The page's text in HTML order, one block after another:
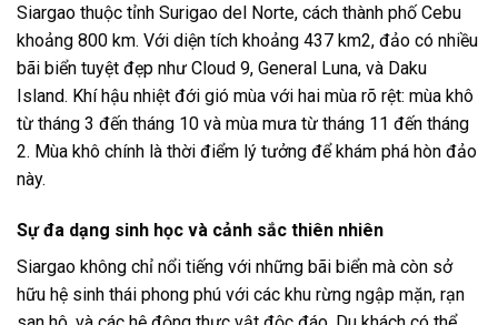
Siargao thuộc tỉnh Surigao del Norte, cách thành phố Cebu
khoảng 800 km. Với diện tích khoảng 437 km2, đảo có nhiều
bãi biển tuyệt đẹp như Cloud 9, General Luna, và Daku
Island. Khí hậu nhiệt đới gió mùa với hai mùa rõ rệt: mùa khô
từ tháng 3 đến tháng 10 và mùa mưa từ tháng 11 đến tháng
2. Mùa khô chính là thời điểm lý tưởng để khám phá hòn đảo
này.
Sự đa dạng sinh học và cảnh sắc thiên nhiên
Siargao không chỉ nổi tiếng với những bãi biển mà còn sở
hữu hệ sinh thái phong phú với các khu rừng ngập mặn, rạn